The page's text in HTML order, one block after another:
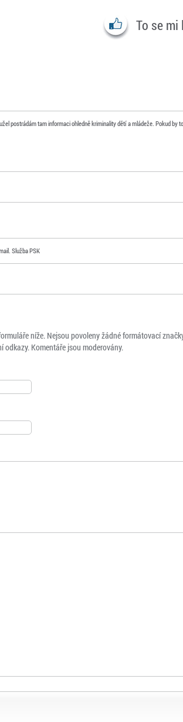
To se mi
postrádám tam informaci ohledně kriminality dětí a mládeže. Pokud by
Služba PSK
níže. Nejsou povoleny žádné formátovací
Komentáře jsou moderovány.